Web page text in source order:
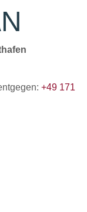
+49 171